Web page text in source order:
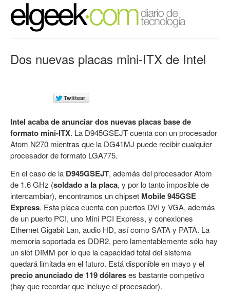
Dos nuevas placas mini-ITX de Intel
Intel acaba de anunciar dos nuevas placas base de
formato mini-ITX. La D945GSEJT cuenta con un procesador
Atom N270 mientras que la DG41MJ puede recibir cualquier
procesador de formato LGA775.
En el caso de la D945GSEJT, además del procesador Atom
de 1.6 GHz (soldado a la placa, y por lo tanto imposible de
intercambiar), encontramos un chipset Mobile 945GSE
Express. Esta placa cuenta con puertos DVI y VGA, además
de un puerto PCI, uno Mini PCI Express, y conexiones
Ethernet Gigabit Lan, audio HD, así como SATA y PATA. La
memoria soportada es DDR2, pero lamentablemente sólo hay
un slot DIMM por lo que la capacidad total del sistema
quedará limitada en el futuro. Está disponible en mayo y el
precio anunciado de 119 dólareses bastante competivo
(hay que recordar que incluye el procesador).